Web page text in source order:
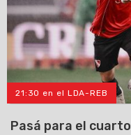
21:30 en el LDA-REB
Pasá para el cuarto